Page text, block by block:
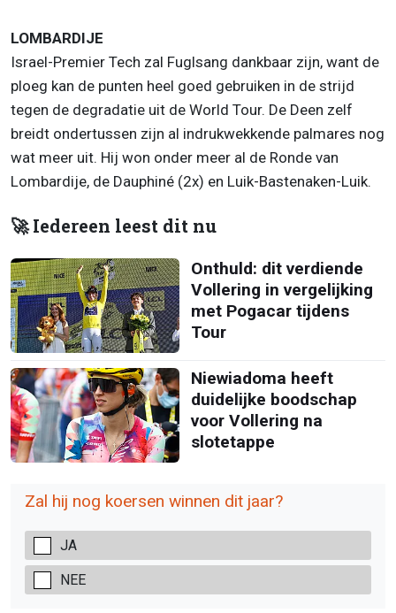
LOMBARDIJE
Israel-Premier Tech zal Fuglsang dankbaar zijn, want de
ploeg kan de punten heel goed gebruiken in de strijd
tegen de degradatie uit de World Tour. De Deen zelf
breidt ondertussen zijn al indrukwekkende palmares nog
wat meer uit. Hij won onder meer al de Ronde van
Lombardije, de Dauphiné (2x) en Luik-Bastenaken-Luik.
🚀 Iedereen leest dit nu
Onthuld: dit verdiende
Vollering in vergelijking
met Pogacar tijdens
Tour
Niewiadoma heeft
duidelijke boodschap
voor Vollering na
slotetappe
Zal hij nog koersen winnen dit jaar?
JA
NEE